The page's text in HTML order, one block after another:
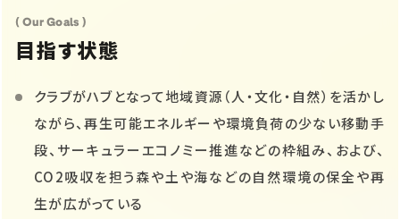
( Our Goals )
目指す状態
クラブがハブとなって地域資源（人・文化・自然）を活かし
ながら、再生可能エネルギーや環境負荷の少ない移動手
段、サーキュラーエコノミー推進などの枠組み、および、
CO2吸収を担う森や土や海などの自然環境の保全や再
生が広がっている